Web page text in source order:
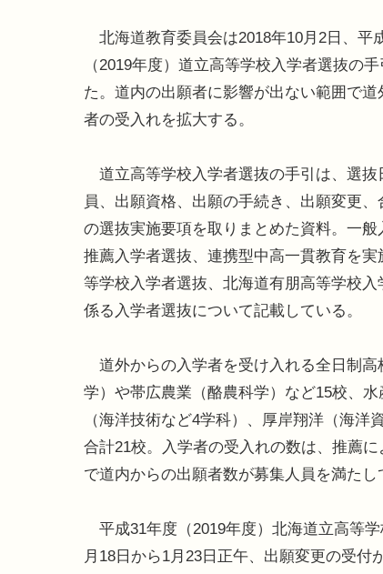
北海道教育委員会は2018年10月2日、平
（2019年度）道立高等学校入学者選抜の
た。道内の出願者に影響が出ない範囲で道
者の受入れを拡大する。
道立高等学校入学者選抜の手引は、選抜
員、出願資格、出願の手続き、出願変更
の選抜実施要項を取りまとめた資料。一般
推薦入学者選抜、連携型中高一貫教育を実
等学校入学者選抜、北海道有朋高等学校
係る入学者選抜について記載している。
道外からの入学者を受け入れる全日制高
学）や帯広農業（酪農科学）など15校、
（海洋技術など4学科）、厚岸翔洋（海洋
合計21校。入学者の受入れの数は、推薦
で道内からの出願者数が募集人員を満た
平成31年度（2019年度）北海道立高等
月18日から1月23日正午、出願変更の受